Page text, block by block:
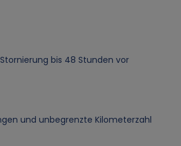
bis 48 Stunden vor
und unbegrenzte Kilometerzahl